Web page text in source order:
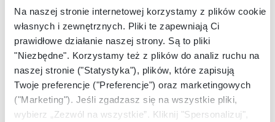
Na naszej stronie internetowej korzystamy z plików cookie:
własnych i zewnętrznych. Pliki te zapewniają Ci
prawidłowe działanie naszej strony. Są to pliki
"Niezbędne". Korzystamy też z plików do analiz ruchu na
naszej stronie ("Statystyka"), plików, które zapisują
Twoje preferencje ("Preferencje") oraz marketingowych
("Marketing"). Jeśli zgadzasz się na wszystkie pliki,
wybierz „Zezwól na wszystkie”. Kliknij "Spersonalizuj",